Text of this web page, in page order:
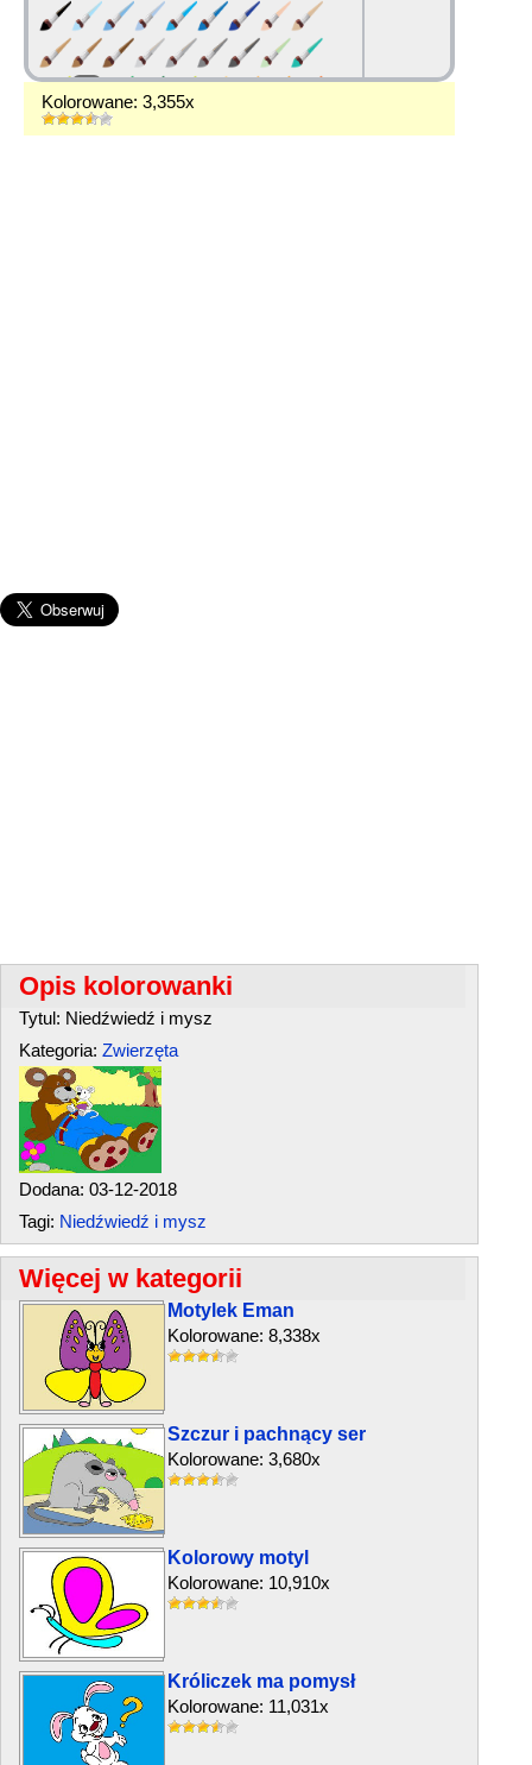
Kolorowane: 3,355x
Opis kolorowanki
Tytul: Niedźwiedź i mysz
Kategoria: Zwierzęta
Dodana: 03-12-2018
Tagi: Niedźwiedź i mysz
Więcej w kategorii
Motylek Eman
Kolorowane: 8,338x
Szczur i pachnący ser
Kolorowane: 3,680x
Kolorowy motyl
Kolorowane: 10,910x
Króliczek ma pomysł
Kolorowane: 11,031x